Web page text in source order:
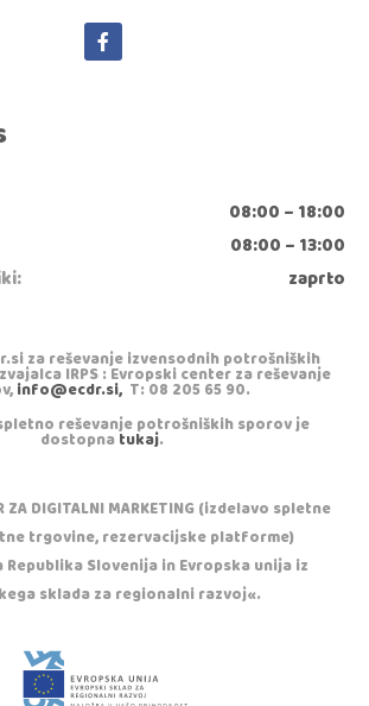
08:00 – 18:00
08:00 – 13:00
zaprto
za reševanje izvensodnih potrošniških
IRPS : Evropski center za reševanje
info@ecdr.si, T: 08 205 65 90.
reševanje potrošniških sporov je
dostopnatukaj.
ZA DIGITALNI MARKETING (izdelavo spletne
trgovine, rezervacijske platforme)
Slovenija in Evropska unija iz
sklada za regionalni razvoj«.